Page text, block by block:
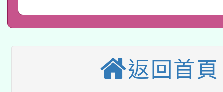
本校115學年度第1次
第3次招考甄選結果公
本校115學年度第2次
次招考甄選結果公告(
有關原住民族委員會
返回首頁